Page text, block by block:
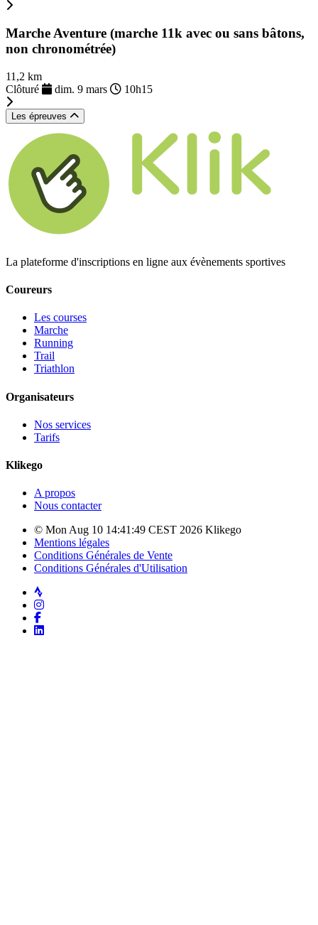
Marche Aventure (marche 11k avec ou sans bâtons,
non chronométrée)
11,2 km
Clôturé
dim. 9 mars 10h15
Les épreuves
La plateforme d'inscriptions en ligne aux évènements sportives
Coureurs
Les courses
Marche
Running
Trail
Triathlon
Organisateurs
Nos services
Tarifs
Klikego
A propos
Nous contacter
© Mon Aug 10 14:41:49 CEST 2026 Klikego
Mentions légales
Conditions Générales de Vente
Conditions Générales d'Utilisation
Strava
Instagram
Facebook
LinkedIn